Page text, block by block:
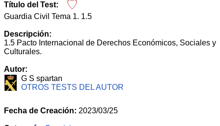
Título del Test:
Guardia Civil Tema 1. 1.5
Descripción:
1.5 Pacto Internacional de Derechos Económicos, Sociales y
Culturales.
Autor:
G S spartan
OTROS TESTS DEL AUTOR
Fecha de Creación: 2023/03/25